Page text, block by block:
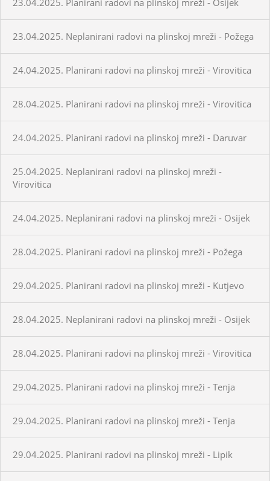
23.04.2025. Neplanirani radovi na plinskoj mreži - Požega
24.04.2025. Planirani radovi na plinskoj mreži - Virovitica
28.04.2025. Planirani radovi na plinskoj mreži - Virovitica
24.04.2025. Planirani radovi na plinskoj mreži - Daruvar
25.04.2025. Neplanirani radovi na plinskoj mreži -
Virovitica
24.04.2025. Neplanirani radovi na plinskoj mreži - Osijek
28.04.2025. Planirani radovi na plinskoj mreži - Požega
29.04.2025. Planirani radovi na plinskoj mreži - Kutjevo
28.04.2025. Neplanirani radovi na plinskoj mreži - Osijek
28.04.2025. Planirani radovi na plinskoj mreži - Virovitica
29.04.2025. Planirani radovi na plinskoj mreži - Tenja
29.04.2025. Planirani radovi na plinskoj mreži - Tenja
29.04.2025. Planirani radovi na plinskoj mreži - Lipik